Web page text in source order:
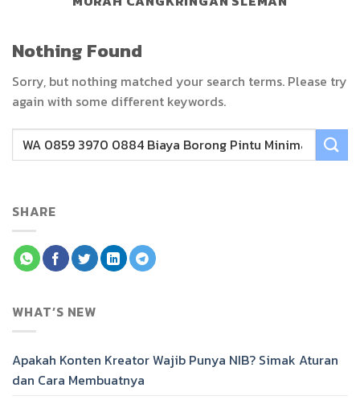
Nothing Found
Sorry, but nothing matched your search terms. Please try
again with some different keywords.
SHARE
WHAT’S NEW
Apakah Konten Kreator Wajib Punya NIB? Simak Aturan
dan Cara Membuatnya